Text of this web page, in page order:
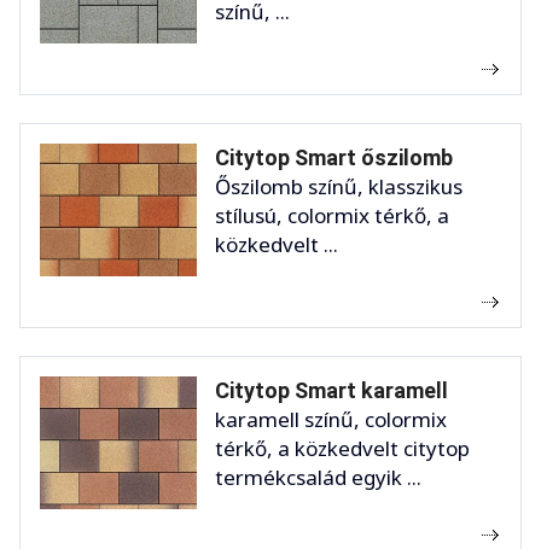
színű, ...
Citytop Smart őszilomb
Őszilomb színű, klasszikus
stílusú, colormix térkő, a
közkedvelt ...
Citytop Smart karamell
karamell színű, colormix
térkő, a közkedvelt citytop
termékcsalád egyik ...